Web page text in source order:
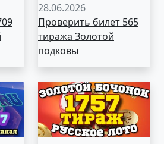
28.06.2026
Проверить билет 565
тиража Золотой
подковы